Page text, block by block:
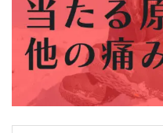
BC STREAM
BURTON
CAPiTA
DEATH LABEL
DRAKE